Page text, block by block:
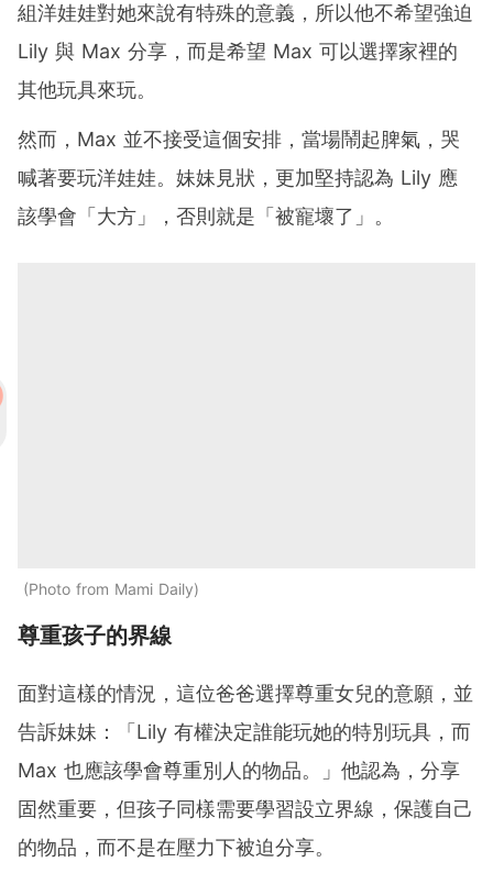
組洋娃娃對她來說有特殊的意義，所以他不希望強迫
Lily 與 Max 分享，而是希望 Max 可以選擇家裡的
其他玩具來玩。
然而，Max 並不接受這個安排，當場鬧起脾氣，哭
喊著要玩洋娃娃。妹妹見狀，更加堅持認為 Lily 應
該學會「大方」，否則就是「被寵壞了」。
Photo from Mami Daily
尊重孩子的界線
面對這樣的情況，這位爸爸選擇尊重女兒的意願，並
告訴妹妹：「Lily 有權決定誰能玩她的特別玩具，而
Max 也應該學會尊重別人的物品。」他認為，分享
固然重要，但孩子同樣需要學習設立界線，保護自己
的物品，而不是在壓力下被迫分享。